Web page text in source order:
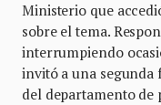
Ministerio que
sobre el tema.
interrumpiendo
invitó a una
del departamento de